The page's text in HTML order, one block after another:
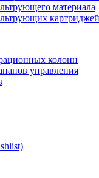
материала
картриджей
колонн
управления